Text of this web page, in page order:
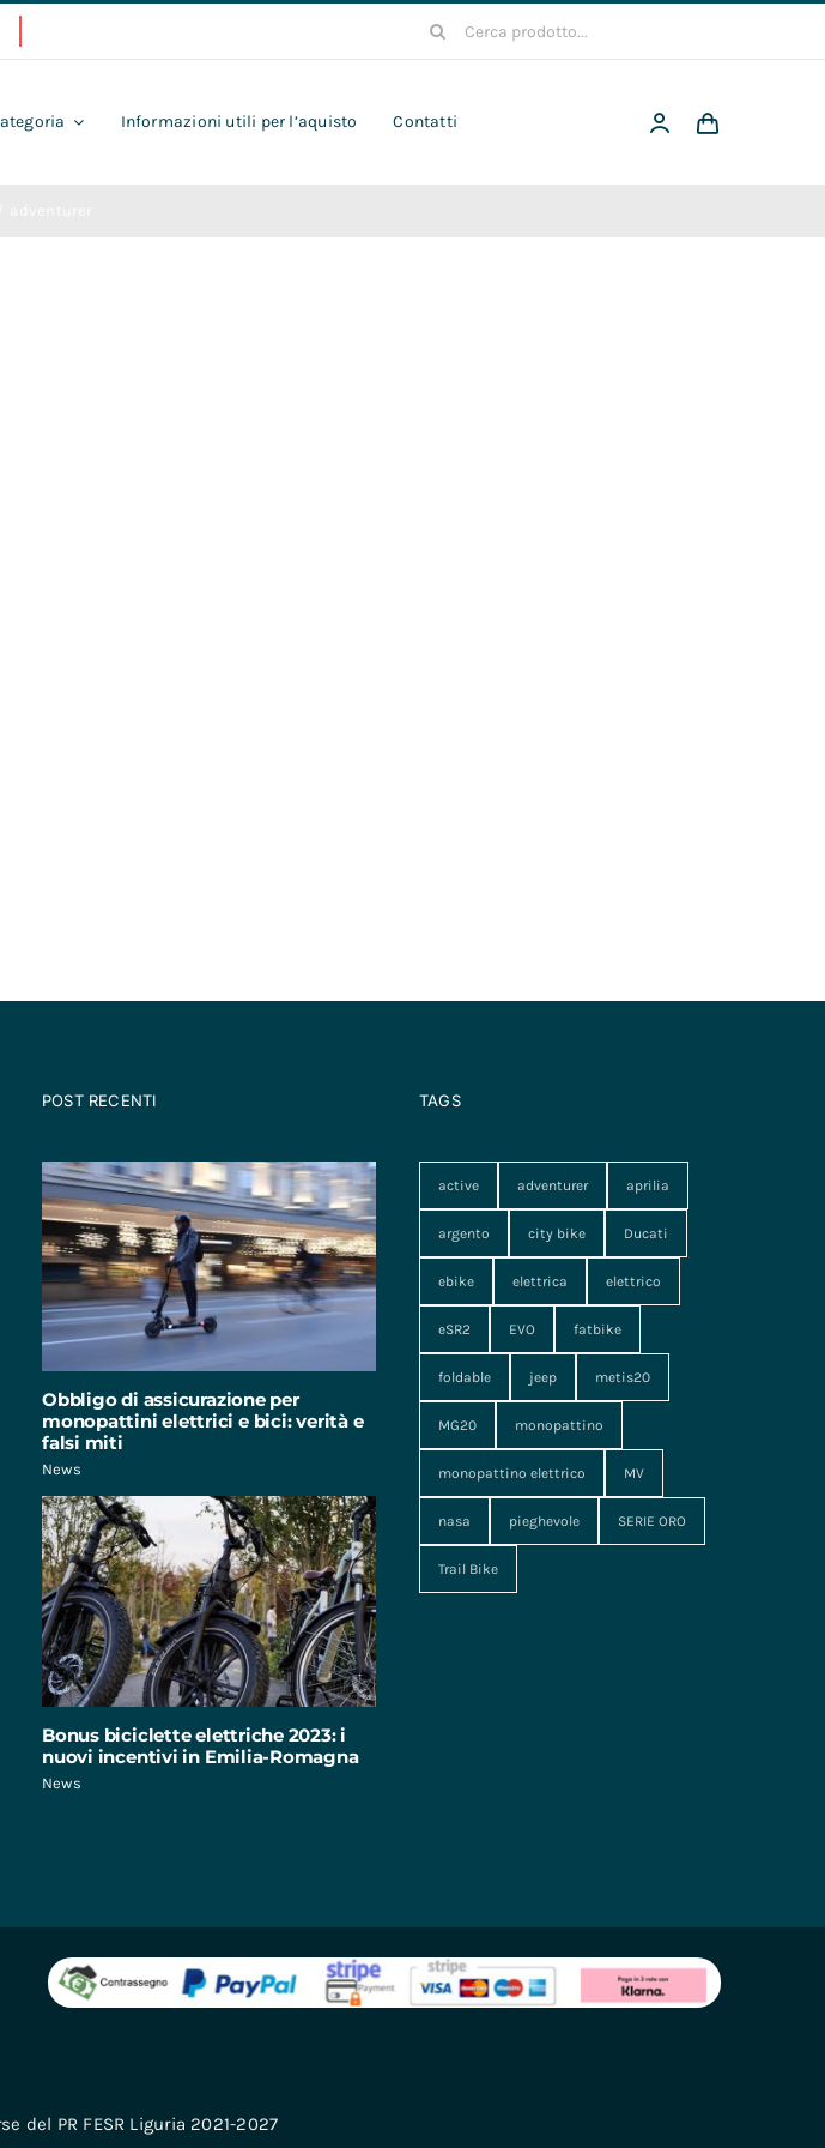
Cerca
Informazioni utili per l’aquisto Contatti
POST RECENTI
Obbligo di assicurazione per
monopattini elettrici e bici: verità e
falsi miti
News
Bonus biciclette elettriche 2023: i
nuovi incentivi in Emilia-Romagna
News
TAGS
active adventurer aprilia
argento city bike Ducati
ebike elettrica elettrico
eSR2 EVO fatbike
foldable jeep metis20
MG20 monopattino
monopattino elettrico MV
nasa pieghevole SERIE ORO
Trail Bike
del PR FESR Liguria 2021-2027